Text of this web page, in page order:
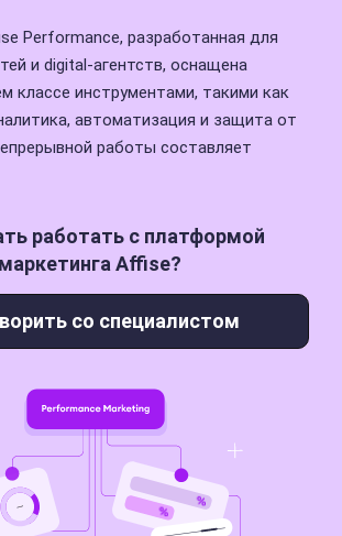
Performance, разработанная для
и digital-агентств, оснащена
классе инструментами, такими как
автоматизация и защита от
работы составляет
работать с платформой
Affise?
со специалистом